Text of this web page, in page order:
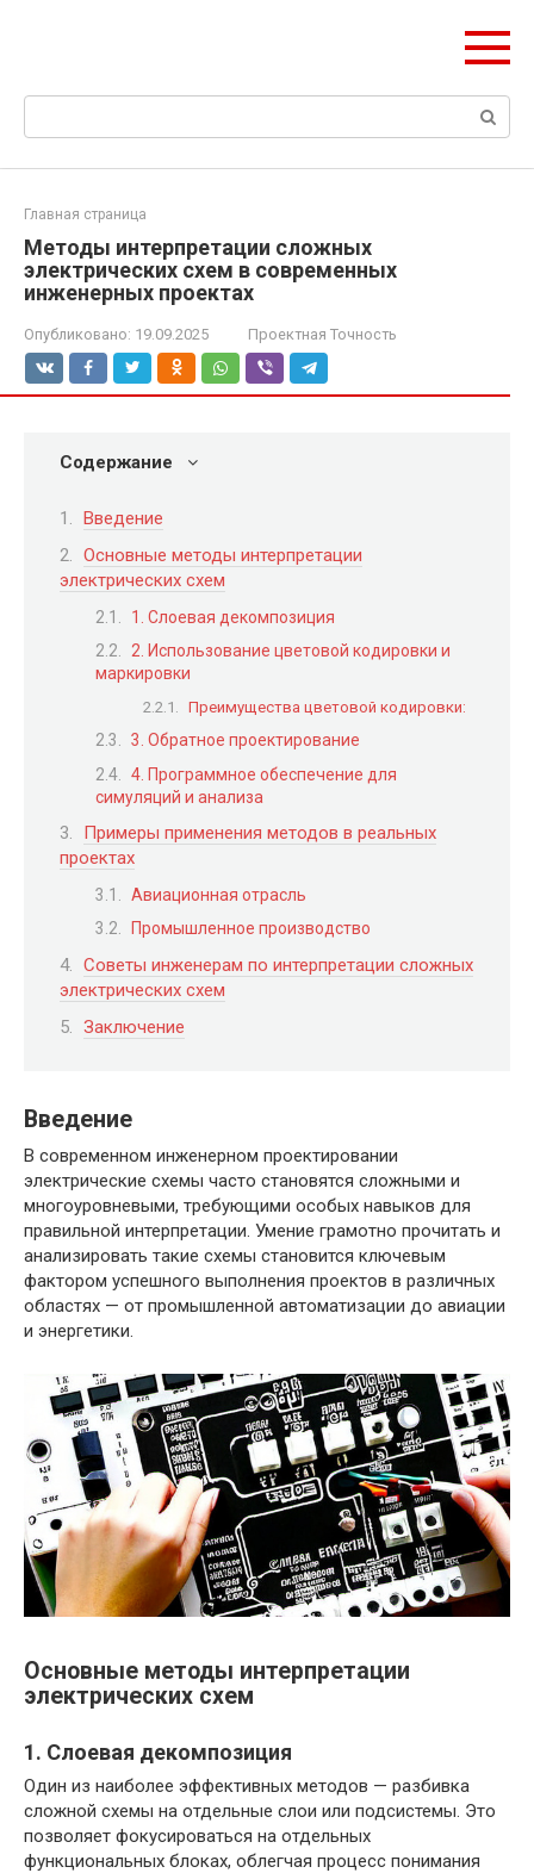
Поиск:
Главная страница
Методы интерпретации сложных
электрических схем в современных
инженерных проектах
Опубликовано: 19.09.2025 Проектная Точность
Содержание
Введение
Основные методы интерпретации
электрических схем
1. Слоевая декомпозиция
2. Использование цветовой кодировки и
маркировки
Преимущества цветовой кодировки:
3. Обратное проектирование
4. Программное обеспечение для
симуляций и анализа
Примеры применения методов в реальных
проектах
Авиационная отрасль
Промышленное производство
Советы инженерам по интерпретации сложных
электрических схем
Заключение
Введение
В современном инженерном проектировании
электрические схемы часто становятся сложными и
многоуровневыми, требующими особых навыков для
правильной интерпретации. Умение грамотно прочитать и
анализировать такие схемы становится ключевым
фактором успешного выполнения проектов в различных
областях — от промышленной автоматизации до авиации
и энергетики.
Основные методы интерпретации
электрических схем
1. Слоевая декомпозиция
Один из наиболее эффективных методов — разбивка
сложной схемы на отдельные слои или подсистемы. Это
позволяет фокусироваться на отдельных
функциональных блоках, облегчая процесс понимания